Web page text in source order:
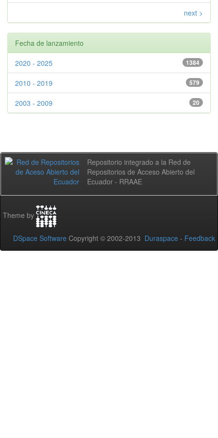
next >
Fecha de lanzamiento
1384
2020 - 2025
579
2010 - 2019
20
2003 - 2009
Repositorio integrado a la Red de
Repositorios de Acceso Abierto del
Ecuador - RRAAE
Theme by
DSpace Software Copyright © 2002-2013 Duraspace - Feedback